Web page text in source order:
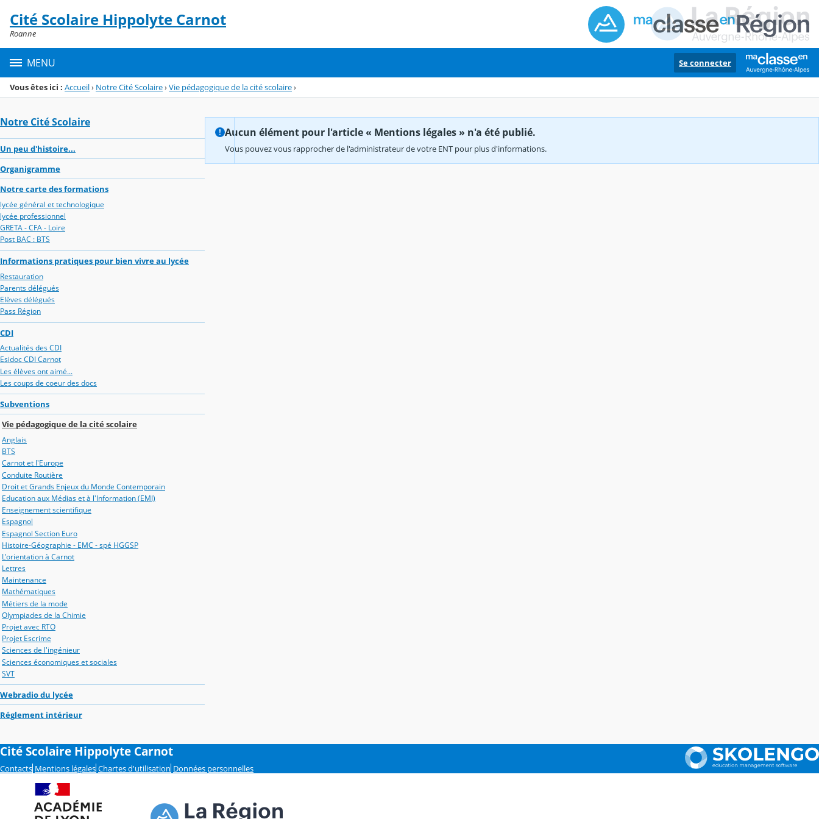
Menu de la rubrique
Contenu
Cité Scolaire Hippolyte Carnot
Roanne
MENU Se connecter
Vous êtes ici : Accueil› Notre Cité Scolaire›Vie pédagogique de la cité scolaire›
Notre Cité Scolaire
Un peu d'histoire...
Organigramme
Notre carte des formations
lycée général et technologique
lycée professionnel
GRETA - CFA - Loire
Post BAC : BTS
Informations pratiques pour bien vivre au lycée
Restauration
Parents délégués
Elèves délégués
Pass Région
CDI
Actualités des CDI
Esidoc CDI Carnot
Les élèves ont aimé...
Les coups de coeur des docs
Subventions
Vie pédagogique de la cité scolaire
Anglais
BTS
Carnot et l'Europe
Conduite Routière
Droit et Grands Enjeux du Monde Contemporain
Education aux Médias et à l'Information (EMI)
Enseignement scientifique
Espagnol
Espagnol Section Euro
Histoire-Géographie - EMC - spé HGGSP
L'orientation à Carnot
Lettres
Maintenance
Mathématiques
Métiers de la mode
Olympiades de la Chimie
Projet avec RTO
Projet Escrime
Sciences de l'ingénieur
Sciences économiques et sociales
SVT
Webradio du lycée
Réglement intérieur
Aucun élément pour l'article « Mentions légales » n'a été publié.
Vous pouvez vous rapprocher de l'administrateur de votre ENT pour plus d'informations.
Cité Scolaire Hippolyte Carnot
Contacts Mentions légales Chartes d'utilisation Données personnelles